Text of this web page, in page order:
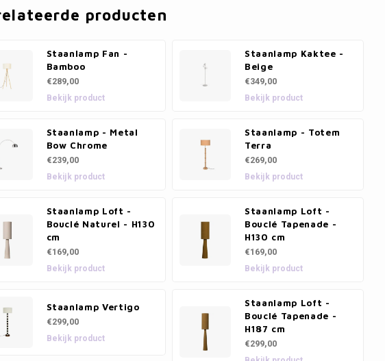
producten
Staanlamp Fan -
Bamboo
€289,00
Bekijk product
Staanlamp Kaktee -
Beige
€349,00
Bekijk product
Staanlamp - Metal
Bow Chrome
€239,00
Bekijk product
Staanlamp - Totem
Terra
€269,00
Bekijk product
Staanlamp Loft -
Bouclé Naturel - H130
cm
€169,00
Bekijk product
Staanlamp Loft -
Bouclé Tapenade -
H130 cm
€169,00
Bekijk product
Staanlamp Vertigo
€299,00
Bekijk product
Staanlamp Loft -
Bouclé Tapenade -
H187 cm
€299,00